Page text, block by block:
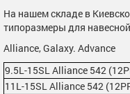
На нашем складе в
типоразмеры для
Alliance, Galaxy. Advance
9.5L-15SL Alliance 542
11L-15SL Alliance 542